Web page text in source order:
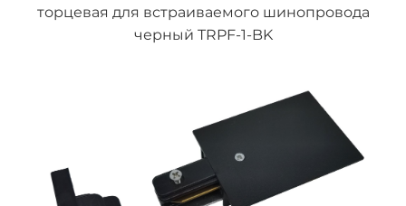
торцевая для встраиваемого шинопровода
черный TRPF-1-BK